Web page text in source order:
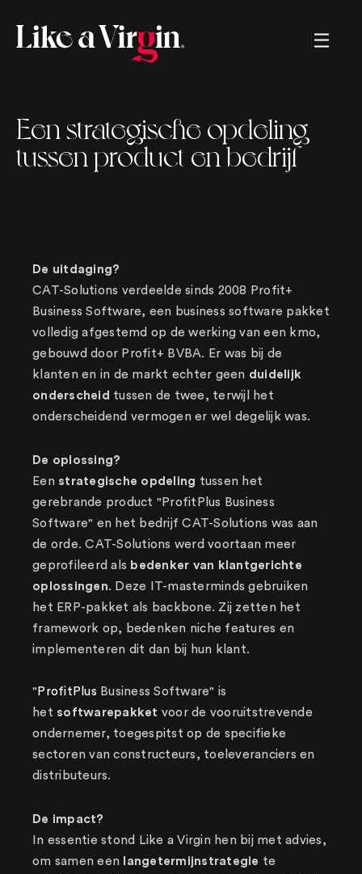
renaming brands, marketing strategies,
sales strategies, memorable movies,
crazy commercials, tv, radio, great
ads, long copy, short copy, boring
Een strategische opdeling
tussen product en bedrijf
De uitdaging?
CAT-Solutions verdeelde sinds 2008 Profit+
Business Software, een business software pakket
volledig afgestemd op de werking van een kmo,
gebouwd door Profit+ BVBA. Er was bij de
klanten en in de markt echter geen duidelijk
onderscheid tussen de twee, terwijl het
onderscheidend vermogen er wel degelijk was.
De oplossing?
Een strategische opdeling tussen het
gerebrande product "ProfitPlus Business
Software" en het bedrijf CAT-Solutions was aan
de orde. CAT-Solutions werd voortaan meer
geprofileerd als bedenker van klantgerichte
oplossingen. Deze IT-masterminds gebruiken
het ERP-pakket als backbone. Zij zetten het
framework op, bedenken niche features en
implementeren dit dan bij hun klant.
"ProfitPlus Business Software" is
het softwarepakket voor de vooruitstrevende
ondernemer, toegespitst op de specifieke
sectoren van constructeurs, toeleveranciers en
distributeurs.
De impact?
In essentie stond Like a Virgin hen bij met advies,
om samen een langetermijnstrategie te